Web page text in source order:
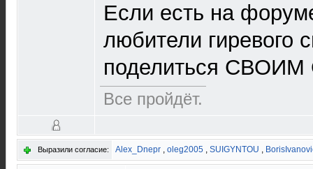
Если есть на
любители гиревого
поделиться
Все пройдёт.
Выразили согласие: Alex_Dnepr , oleg2005 , SUIGYNTOU ,